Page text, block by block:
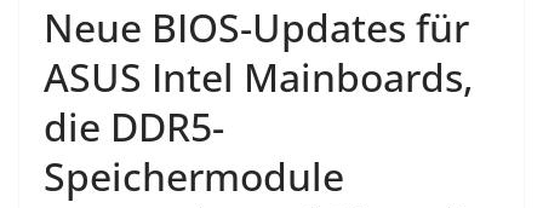
Neue BIOS-Updates für
ASUS Intel Mainboards,
die DDR5-
Speichermodule